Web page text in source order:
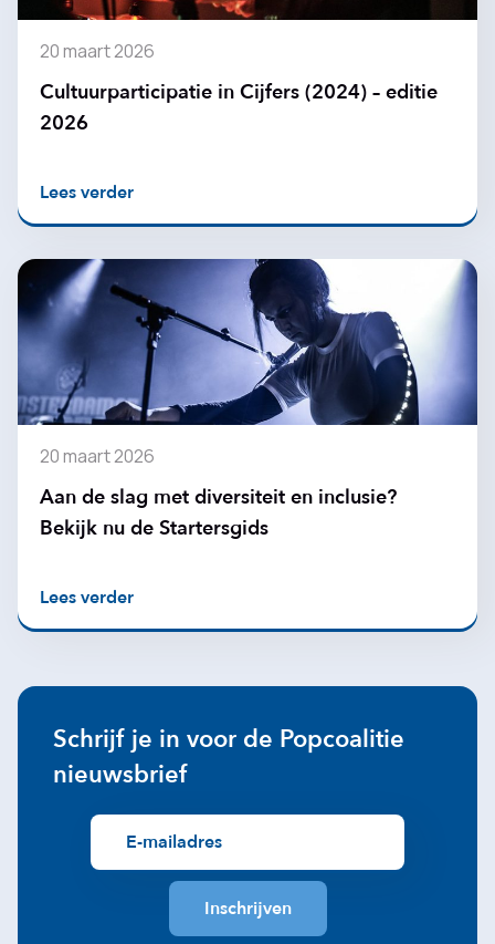
20 maart 2026
Cultuurparticipatie in Cijfers (2024) – editie
2026
Lees verder
20 maart 2026
Aan de slag met diversiteit en inclusie?
Bekijk nu de Startersgids
Lees verder
Schrijf je in voor de Popcoalitie
nieuwsbrief